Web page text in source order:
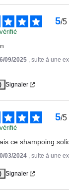
5/5
09/2025 , suite à une
Signaler
5/5
ce shampoing
03/2024 , suite à une
Signaler